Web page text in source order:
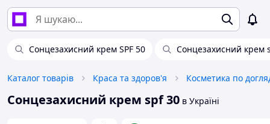
Сонцезахисний крем SPF 50 Сонцезахисний крем
Каталог товарів Краса та здоров'я Косметика по
Сонцезахисний крем spf 30 в Україні